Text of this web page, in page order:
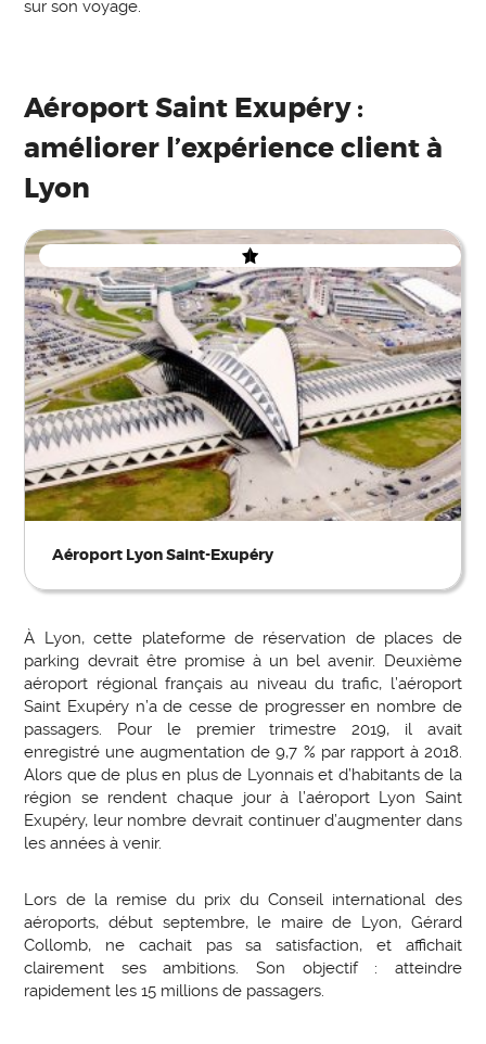
sur son voyage.
Aéroport Saint Exupéry :
améliorer l’expérience client à
Lyon
Aéroport Lyon Saint-Exupéry
À Lyon, cette plateforme de réservation de places de
parking devrait être promise à un bel avenir. Deuxième
aéroport régional français au niveau du trafic, l’aéroport
Saint Exupéry n’a de cesse de progresser en nombre de
passagers. Pour le premier trimestre 2019, il avait
enregistré une augmentation de 9,7 % par rapport à 2018.
Alors que de plus en plus de Lyonnais et d’habitants de la
région se rendent chaque jour à l’aéroport Lyon Saint
Exupéry, leur nombre devrait continuer d’augmenter dans
les années à venir.
Lors de la remise du prix du Conseil international des
aéroports, début septembre, le maire de Lyon, Gérard
Collomb, ne cachait pas sa satisfaction, et affichait
clairement ses ambitions. Son objectif : atteindre
rapidement les 15 millions de passagers.